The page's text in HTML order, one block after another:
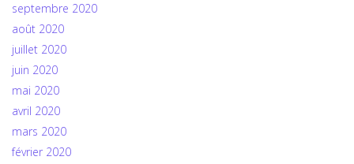
septembre 2020
août 2020
juillet 2020
juin 2020
mai 2020
avril 2020
mars 2020
février 2020